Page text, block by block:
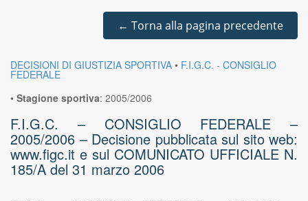
← Torna alla pagina precedente
DECISIONI DI GIUSTIZIA SPORTIVA • F.I.G.C. - CONSIGLIO
FEDERALE
• Stagione sportiva: 2005/2006
F.I.G.C. – CONSIGLIO FEDERALE –
2005/2006 – Decisione pubblicata sul sito web:
www.figc.it e sul COMUNICATO UFFICIALE N.
185/A del 31 marzo 2006